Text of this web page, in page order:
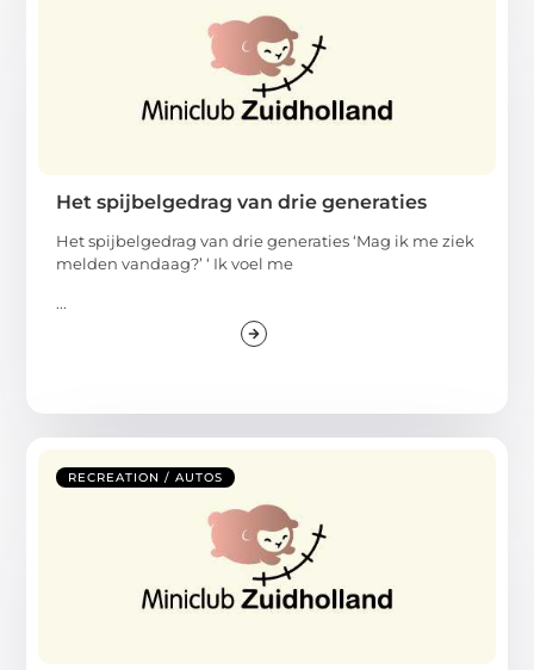
Het spijbelgedrag van drie generaties
Het spijbelgedrag van drie generaties ‘Mag ik me ziek
melden vandaag?’ ‘ Ik voel me
...
RECREATION / AUTOS